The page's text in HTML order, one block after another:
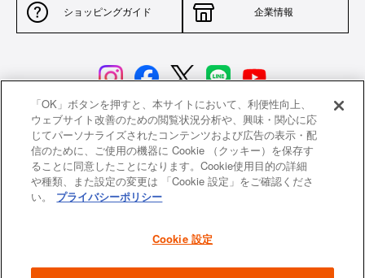
ショッピングガイド 企業情報
サイトポリシー 特定商取引法に基づく表示
並行輸入品について 個人情報保護方針
返品について
よくあるご質問 お問い合わせ
「OK」ボタンを押すと、本サイトにおいて、利便性向上、
ウェブサイト改善のための閲覧状況分析や、興味・関心に応
じてパーソナライズされたコンテンツおよび広告の表示・配
信のために、ご使用の機器に Cookie （クッキー）を保存す
ることに同意したことになります。Cookie使用目的の詳細
や種類、また設定の変更は 「Cookie 設定」をご確認くださ
い。
プライバシーポリシー
Cookie 設定